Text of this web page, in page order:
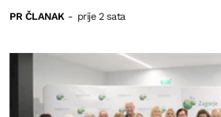
PR ČLANAK - prije 2 sata